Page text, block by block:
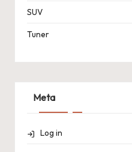
SUV
Tuner
Meta
Log in